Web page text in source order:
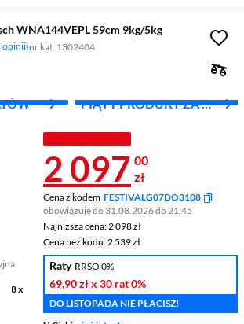
WNA144VEPL 59cm 9kg/5kg
opinii nr kat. 1302404
PIĄTY PRODUKT ZA 1
pdf
w nowym oknie)
x
z
Cena 2 097
2 097 00
zł
Cena z kodem FESTIVALG07DO3108
obowiązuje do 31.08.2026 do 21:45
Najniższa cena: 2 098 zł
Najniższa cena: 2 098 zł
Cena bez kodu: 2 539 zł
Cena bez kodu: 2 539 zł
Raty RRSO 0%
69,90 złx 30 rat0%
DO LISTOPADA NIE PŁACISZ!